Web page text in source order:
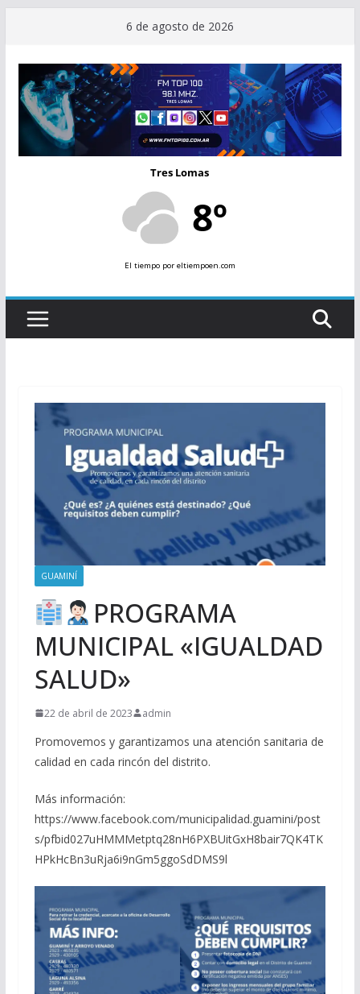
contenido
6 de agosto de 2026
Tres Lomas
8º
El tiempopor eltiempoen.com
GUAMINÍ
PROGRAMA
MUNICIPAL «IGUALDAD
SALUD»
22 de abril de 2023 admin
Promovemos y garantizamos una atención sanitaria de
calidad en cada rincón del distrito.
Más información:
https://www.facebook.com/municipalidad.guamini/post
s/pfbid027uHMMMetptq28nH6PXBUitGxH8bair7QK4TK
HPkHcBn3uRja6i9nGm5ggoSdDMS9l